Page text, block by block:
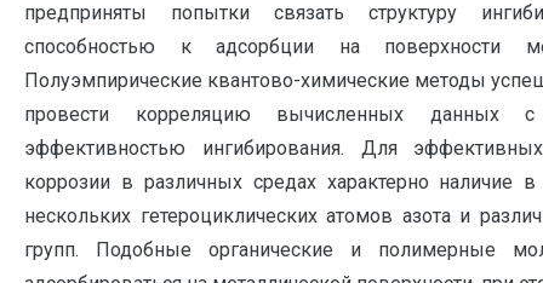
предприняты попытки связать структуру
способностью к адсорбции на поверхности
Полуэмпирические квантово-химические методы
провести корреляцию вычисленных данных с
эффективностью ингибирования. Для
коррозии в различных средах характерно наличие
нескольких гетероциклических атомов азота и
групп. Подобные органические и полимерные